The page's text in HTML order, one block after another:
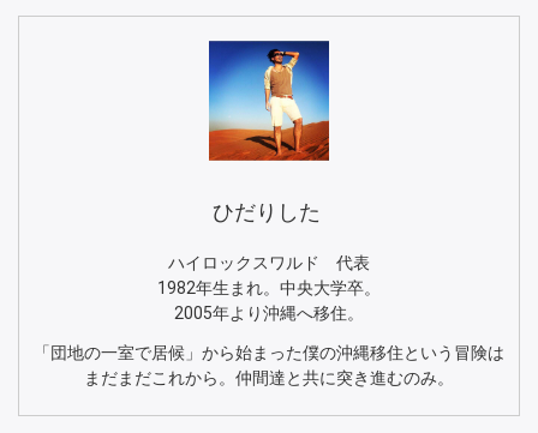
ひだりした
ハイロックスワルド 代表
1982年生まれ。中央大学卒。
2005年より沖縄へ移住。
「団地の一室で居候」から始まった僕の沖縄移住という冒険は
まだまだこれから。仲間達と共に突き進むのみ。